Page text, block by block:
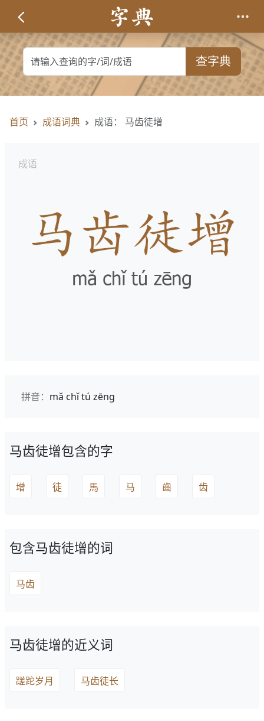
查字典
首页 成语词典 成语： 马齿徒增
成语
拼音： mǎ chǐ tú zēng
马齿徒增包含的字
增 徒 馬 马 齒 齿
包含马齿徒增的词
马齿
马齿徒增的近义词
蹉跎岁月 马齿徒长